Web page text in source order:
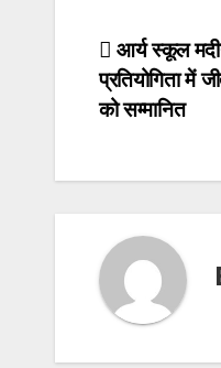
Post
आर्य स्कूल
प्रतियोगिता में
को सम्मानित